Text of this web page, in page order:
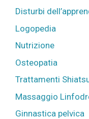
Disturbi
Logopedia
Nutrizione
Osteopatia
Trattamenti
Massaggio
Ginnastica pelvica